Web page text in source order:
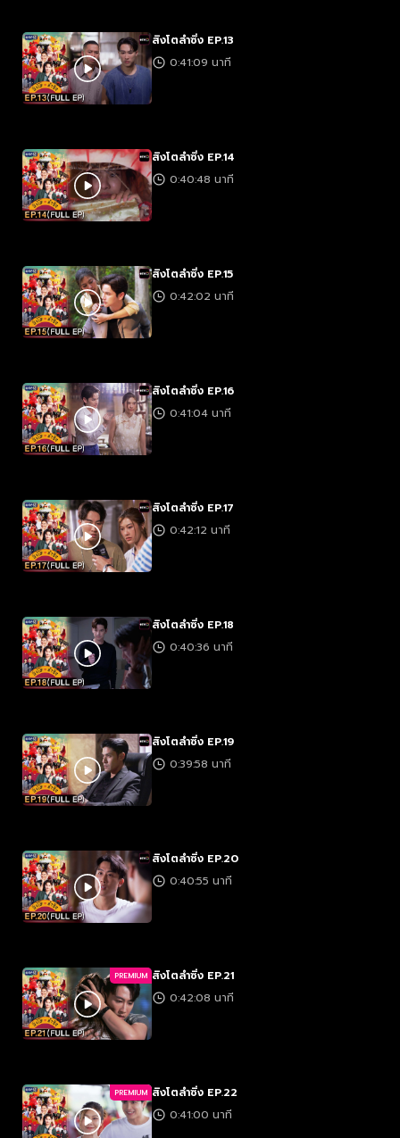
สิงโตลำซิ่ง EP.13
0:41:09 นาที
สิงโตลำซิ่ง EP.14
0:40:48 นาที
สิงโตลำซิ่ง EP.15
0:42:02 นาที
สิงโตลำซิ่ง EP.16
0:41:04 นาที
สิงโตลำซิ่ง EP.17
0:42:12 นาที
สิงโตลำซิ่ง EP.18
0:40:36 นาที
สิงโตลำซิ่ง EP.19
0:39:58 นาที
สิงโตลำซิ่ง EP.20
0:40:55 นาที
PREMIUM สิงโตลำซิ่ง EP.21
0:42:08 นาที
PREMIUM สิงโตลำซิ่ง EP.22
0:41:00 นาที